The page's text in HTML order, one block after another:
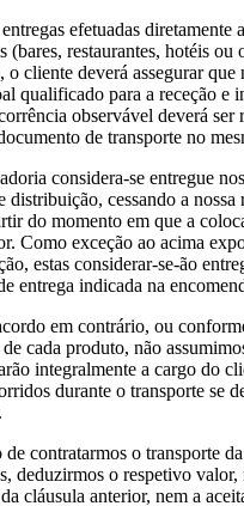
efetuadas diretamente
(bares, restaurantes, hotéis ou
cliente deverá assegurar que
qualificado para a receção e
observável deverá ser
de transporte no
considera-se entregue
distribuição, cessando a
do momento em que a
Como exceção ao acima
estas considerar-se-ão
entrega indicada na
em contrário, ou
cada produto, não
integralmente a cargo do
durante o transporte se
contratarmos o transporte
deduzirmos o respetivo
cláusula anterior, nem a